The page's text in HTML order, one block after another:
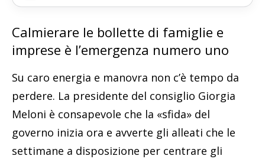
Calmierare le bollette di famiglie e
imprese è l’emergenza numero uno
Su caro energia e manovra non c’è tempo da
perdere. La presidente del consiglio Giorgia
Meloni è consapevole che la «sfida» del
governo inizia ora e avverte gli alleati che le
settimane a disposizione per centrare gli